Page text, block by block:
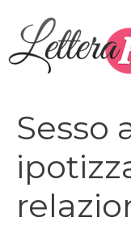
contenuto
Sesso